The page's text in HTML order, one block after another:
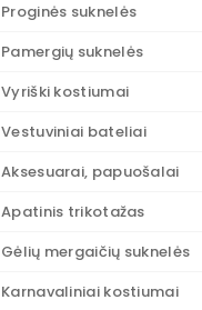
Proginės suknelės
Pamergių suknelės
Vyriški kostiumai
Vestuviniai bateliai
Aksesuarai, papuošalai
Apatinis trikotažas
Gėlių mergaičių suknelės
Karnavaliniai kostiumai